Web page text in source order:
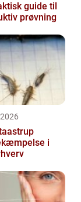
guide til
prøvning
i